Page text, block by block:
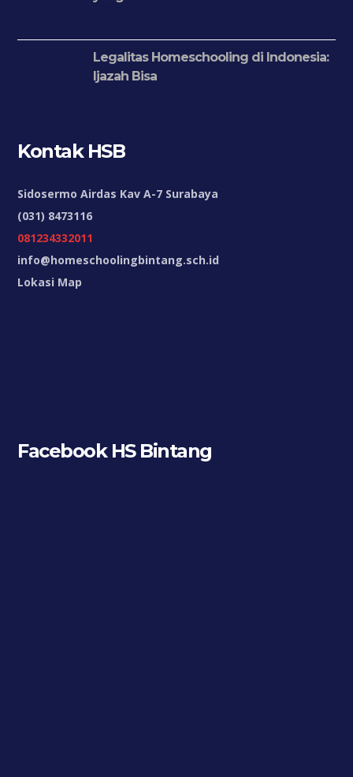
Legalitas Homeschooling di Indonesia:
Ijazah Bisa
Kontak HSB
Sidosermo Airdas Kav A-7 Surabaya
(031) 8473116
081234332011
info@homeschoolingbintang.sch.id
Lokasi Map
Facebook HS Bintang